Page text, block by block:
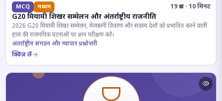
MCQ मध्यम 19 प्रश्न · 10 मिनट
G20 मियामी शिखर सम्मेलन और अंतर्राष्ट्रीय राजनीति
2026 G20 मियामी शिखर सम्मेलन, मेजबानी विवरण और सदस्य देशों को प्रभावित करने वाली
हाल की राजनयिक घटनाओं पर ज्ञान परीक्षण करें।
अंतर्राष्ट्रीय संगठन और व्यापार प्रश्नोत्तरी
क्विज़ लें